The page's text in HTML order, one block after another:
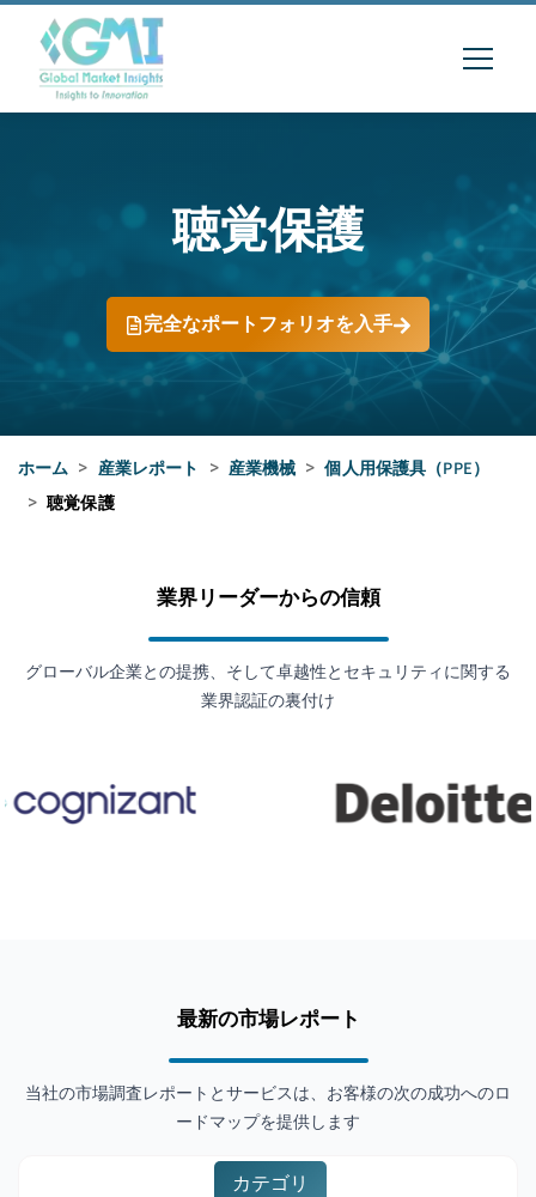
聴覚保護
完全なポートフォリオを入手
ホーム > 産業レポート > 産業機械 > 個人用保護具（PPE）
> 聴覚保護
業界リーダーからの信頼
グローバル企業との提携、そして卓越性とセキュリティに関する
業界認証の裏付け
最新の市場レポート
当社の市場調査レポートとサービスは、お客様の次の成功へのロ
ードマップを提供します
カテゴリ